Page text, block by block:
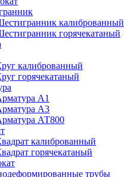
калиброванный
горячекатаный
калиброванный
горячекатаный
А1
А3
АТ800
калиброванный
горячекатаный
трубы